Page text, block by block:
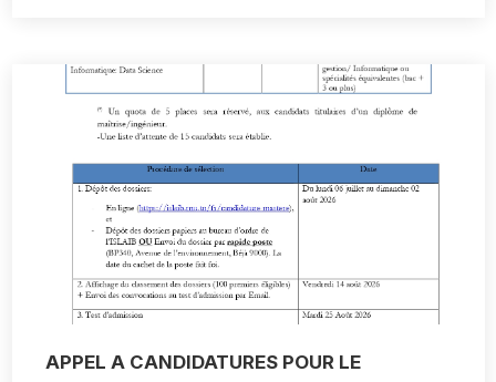
APPEL A CANDIDATURES POUR LE